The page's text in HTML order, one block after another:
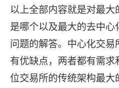
以上全部内容就是对最
是哪个以及最大的去中
问题的解答。中心化交
有优缺点，两者都有需
位交易所的传统架构最